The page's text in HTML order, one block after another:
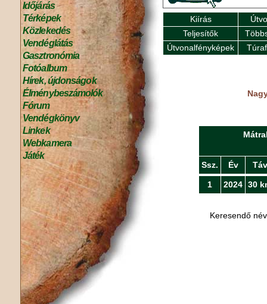
Időjárás
Térképek
Közlekedés
Vendéglátás
Gasztronómia
Fotóalbum
Hírek, újdonságok
Élménybeszámolók
Fórum
Vendégkönyv
Linkek
Webkamera
Játék
Kiírás
Teljesítők
Útvonalfényképek
Ssz. Év Táv
1 2024 30
Keresendő